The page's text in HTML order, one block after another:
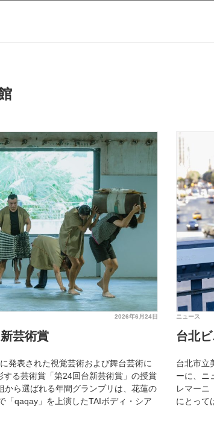
2026年6月24日
芸術賞
発表された視覚芸術および舞台芸術に
する芸術賞「第24回台新芸術賞」の授賞
から選ばれる年間グランプリは、花蓮の
「qaqay」を上演したTAIボディ・シア
ニュース
台北
台北市立
ーに、ニ
レマーニ
にとって